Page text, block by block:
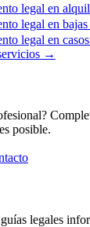
legal en
legal en
legal en
→
posible.
legales